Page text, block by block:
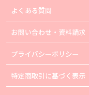
よくある質問
お問い合わせ・資料請求
プライバシーポリシー
特定商取引に基づく表示